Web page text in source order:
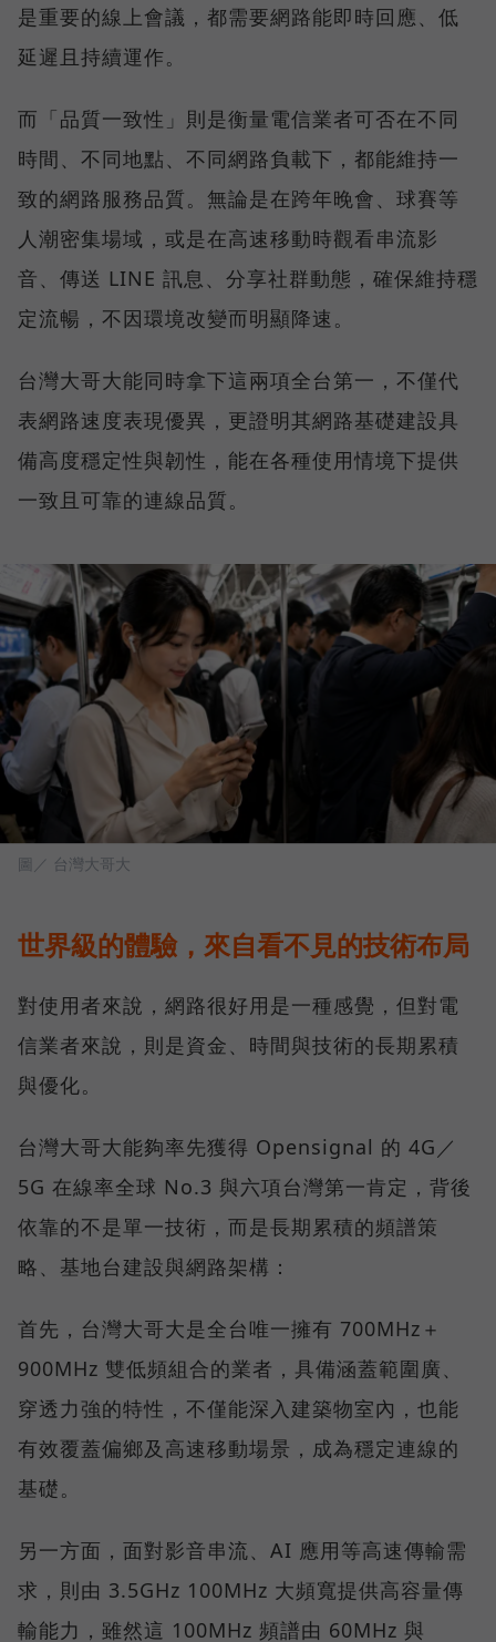
是重要的線上會議，都需要網路能即時回應、低
延遲且持續運作。
而「品質一致性」則是衡量電信業者可否在不同
時間、不同地點、不同網路負載下，都能維持一
致的網路服務品質。無論是在跨年晚會、球賽等
人潮密集場域，或是在高速移動時觀看串流影
音、傳送 LINE 訊息、分享社群動態，確保維持穩
定流暢，不因環境改變而明顯降速。
台灣大哥大能同時拿下這兩項全台第一，不僅代
表網路速度表現優異，更證明其網路基礎建設具
備高度穩定性與韌性，能在各種使用情境下提供
一致且可靠的連線品質。
圖／ 台灣大哥大
世界級的體驗，來自看不見的技術布局
對使用者來說，網路很好用是一種感覺，但對電
信業者來說，則是資金、時間與技術的長期累積
與優化。
台灣大哥大能夠率先獲得 Opensignal 的 4G／
5G 在線率全球 No.3 與六項台灣第一肯定，背後
依靠的不是單一技術，而是長期累積的頻譜策
略、基地台建設與網路架構：
首先，台灣大哥大是全台唯一擁有 700MHz＋
900MHz 雙低頻組合的業者，具備涵蓋範圍廣、
穿透力強的特性，不僅能深入建築物室內，也能
有效覆蓋偏鄉及高速移動場景，成為穩定連線的
基礎。
另一方面，面對影音串流、AI 應用等高速傳輸需
求，則由 3.5GHz 100MHz 大頻寬提供高容量傳
輸能力，雖然這 100MHz 頻譜由 60MHz 與